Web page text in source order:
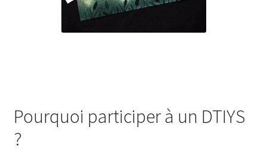
Pourquoi participer à un DTIYS
?